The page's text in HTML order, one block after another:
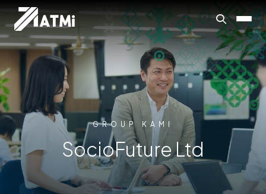
GROUP KAMI
SocioFuture Ltd